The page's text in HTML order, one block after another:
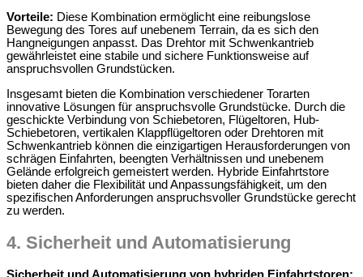
Vorteile: Diese Kombination ermöglicht eine reibungslose
Bewegung des Tores auf unebenem Terrain, da es sich den
Hangneigungen anpasst. Das Drehtor mit Schwenkantrieb
gewährleistet eine stabile und sichere Funktionsweise auf
anspruchsvollen Grundstücken.
Insgesamt bieten die Kombination verschiedener Torarten
innovative Lösungen für anspruchsvolle Grundstücke. Durch die
geschickte Verbindung von Schiebetoren, Flügeltoren, Hub-
Schiebetoren, vertikalen Klappflügeltoren oder Drehtoren mit
Schwenkantrieb können die einzigartigen Herausforderungen von
schrägen Einfahrten, beengten Verhältnissen und unebenem
Gelände erfolgreich gemeistert werden. Hybride Einfahrtstore
bieten daher die Flexibilität und Anpassungsfähigkeit, um den
spezifischen Anforderungen anspruchsvoller Grundstücke gerecht
zu werden.
4. Sicherheit und Automatisierung